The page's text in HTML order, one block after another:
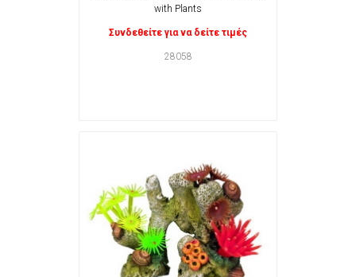
with Plants
Συνδεθείτε για να δείτε τιμές
28058